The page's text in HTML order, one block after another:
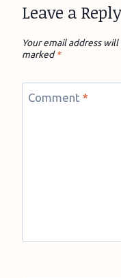
Leave a Reply
Your email address
marked*
Comment *